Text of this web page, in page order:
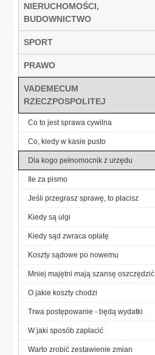
NIERUCHOMOŚCI,
BUDOWNICTWO
SPORT
PRAWO
VADEMECUM
RZECZPOSPOLITEJ
Co to jest sprawa cywilna
Co, kiedy w kasie pusto
Dla kogo pełnomocnik z urzędu
Ile za pismo
Jeśli przegrasz sprawę, to płacisz
Kiedy są ulgi
Kiedy sąd zwraca opłatę
Koszty sądowe po nowemu
Mniej majętni mają szansę oszczędzić
O jakie koszty chodzi
Trwa postępowanie - będą wydatki
W jaki sposób zapłacić
Warto zrobić zestawienie zmian